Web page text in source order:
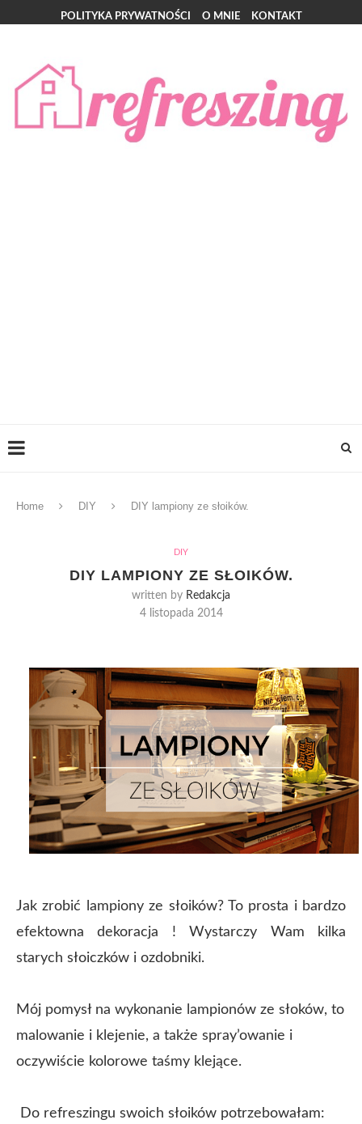
POLITYKA PRYWATNOŚCI O MNIE KONTAKT
Home DIY DIY lampiony ze słoików.
DIY
DIY LAMPIONY ZE SŁOIKÓW.
written by Redakcja
4 listopada 2014
Jak zrobić lampiony ze słoików? To prosta i bardzo
efektowna dekoracja ! Wystarczy Wam kilka
starych słoiczków i ozdobniki.
Mój pomysł na wykonanie lampionów ze słoków, to
malowanie i klejenie, a także spray’owanie i
oczywiście kolorowe taśmy klejące.
Do refreszingu swoich słoików potrzebowałam: